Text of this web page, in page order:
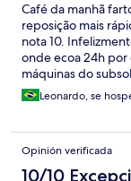
Café da manhã
reposição mais
nota 10.
onde ecoa 24h
máquinas do
surtar.Leonardo, se
Opinión verificada
10/10